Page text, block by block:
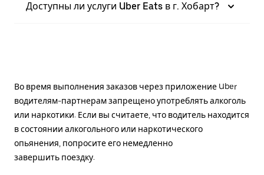
Доступны ли услуги Uber Eats в г. Хобарт?
Во время выполнения заказов через приложение Uber
водителям-партнерам запрещено употреблять алкоголь
или наркотики. Если вы считаете, что водитель находится
в состоянии алкогольного или наркотического
опьянения, попросите его немедленно
завершить поездку.